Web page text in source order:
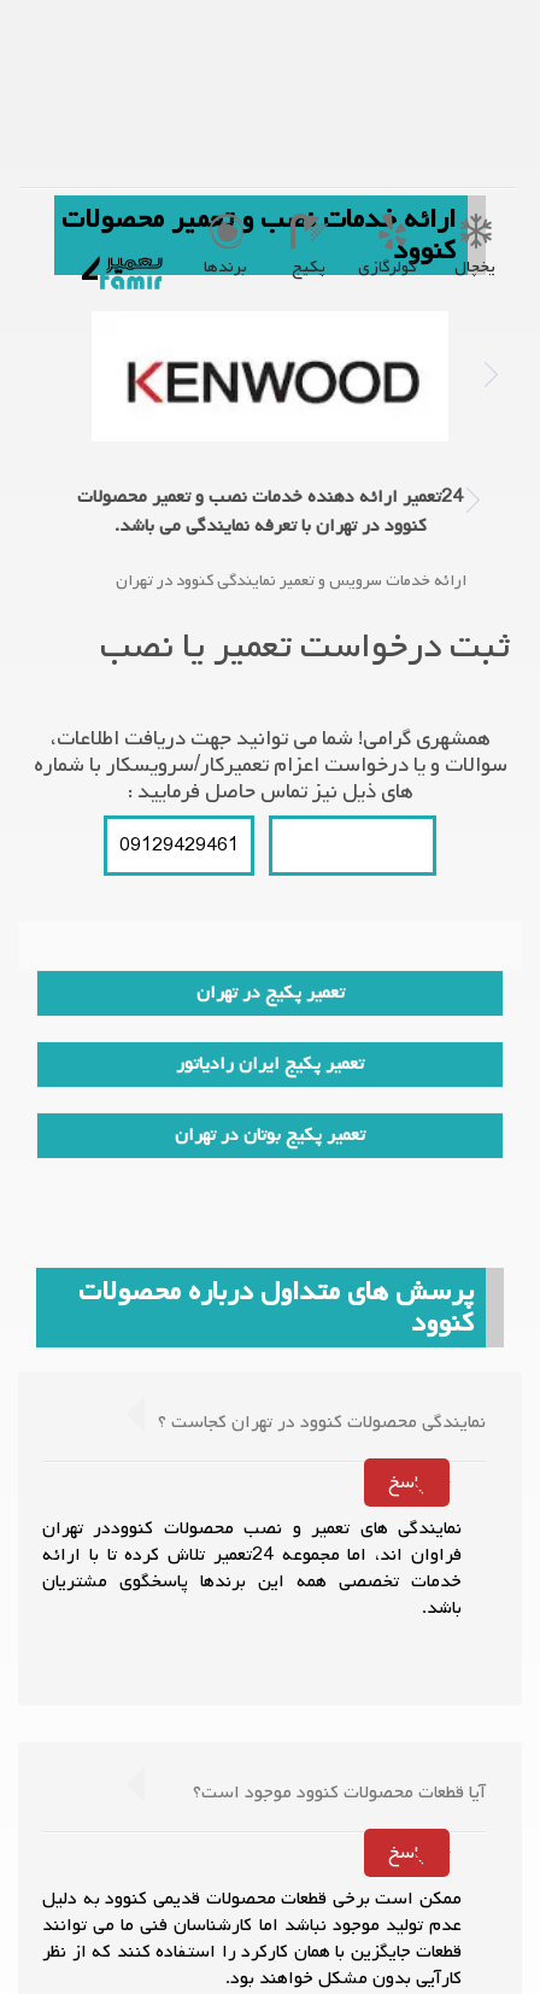
یخچال کولرگازی پکیج برندها
ارائه خدمات نصب و تعمیر محصولات
کنوود
24تعمیر ارائه دهنده خدمات نصب و تعمیر محصولات
کنوود در تهران با تعرفه نمایندگی می باشد.
ارائه خدمات سرویس و تعمیر نمایندگی کنوود در تهران
ثبت درخواست تعمیر یا نصب
همشهری گرامی! شما می توانید جهت دریافت اطلاعات،
سوالات و یا درخواست اعزام تعمیرکار/سرویسکار با شماره
های ذیل نیز تماس حاصل فرمایید :
09129429461
تعمیر پکیج در تهران
تعمیر پکیج ایران رادیاتور
تعمیر پکیج بوتان در تهران
پرسش های متداول درباره محصولات
کنوود
نمایندگی محصولات کنوود در تهران کجاست ؟
پاسخ
نمایندگی های تعمیر و نصب محصولات کنووددر تهران
فراوان اند، اما مجموعه 24تعمیر تلاش کرده تا با ارائه
خدمات تخصصی همه این برندها پاسخگوی مشتریان
باشد.
آیا قطعات محصولات کنوود موجود است؟
پاسخ
ممکن است برخی قطعات محصولات قدیمی کنوود به دلیل
عدم تولید موجود نباشد اما کارشناسان فنی ما می توانند
قطعات جایگزین با همان کارکرد را استفاده کنند که از نظر
کارآیی بدون مشکل خواهند بود.